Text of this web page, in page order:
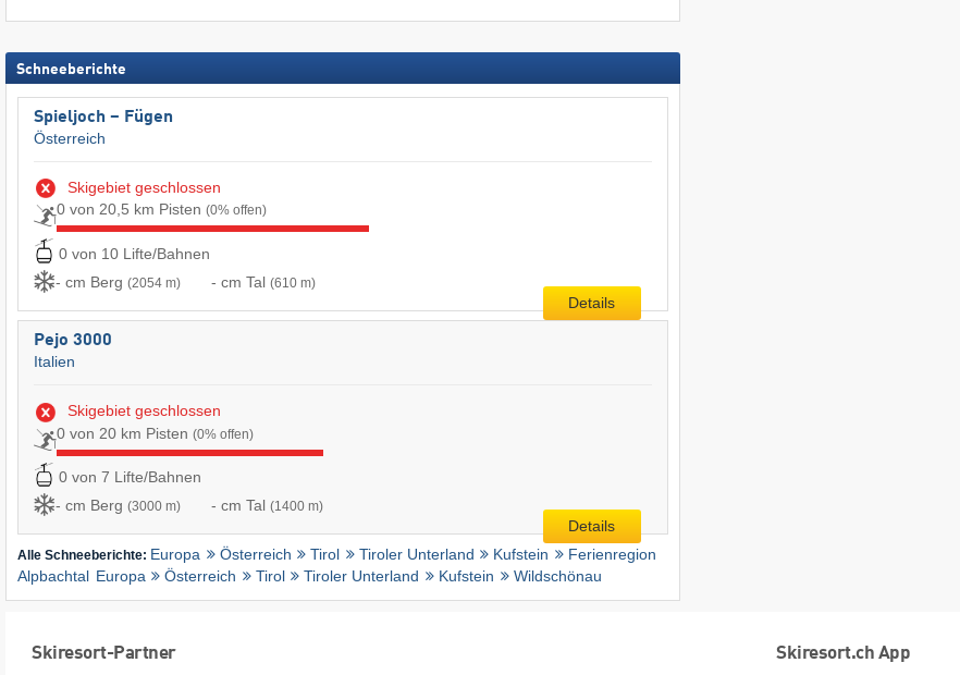
Schneeberichte
Spieljoch – Fügen
Österreich
Skigebiet geschlossen
0 von 20,5 km Pisten (0% offen)
0 von 10 Lifte/Bahnen
- cm Berg (2054 m) - cm Tal (610 m)
Details
Pejo 3000
Italien
Skigebiet geschlossen
0 von 20 km Pisten (0% offen)
0 von 7 Lifte/Bahnen
- cm Berg (3000 m) - cm Tal (1400 m)
Details
Alle Schneeberichte: Europa Österreich Tirol Tiroler Unterland Kufstein
Ferienregion
Alpbachtal Europa Österreich Tirol Tiroler Unterland Kufstein Wildschönau
Skiresort-Partner Skiresort.ch App